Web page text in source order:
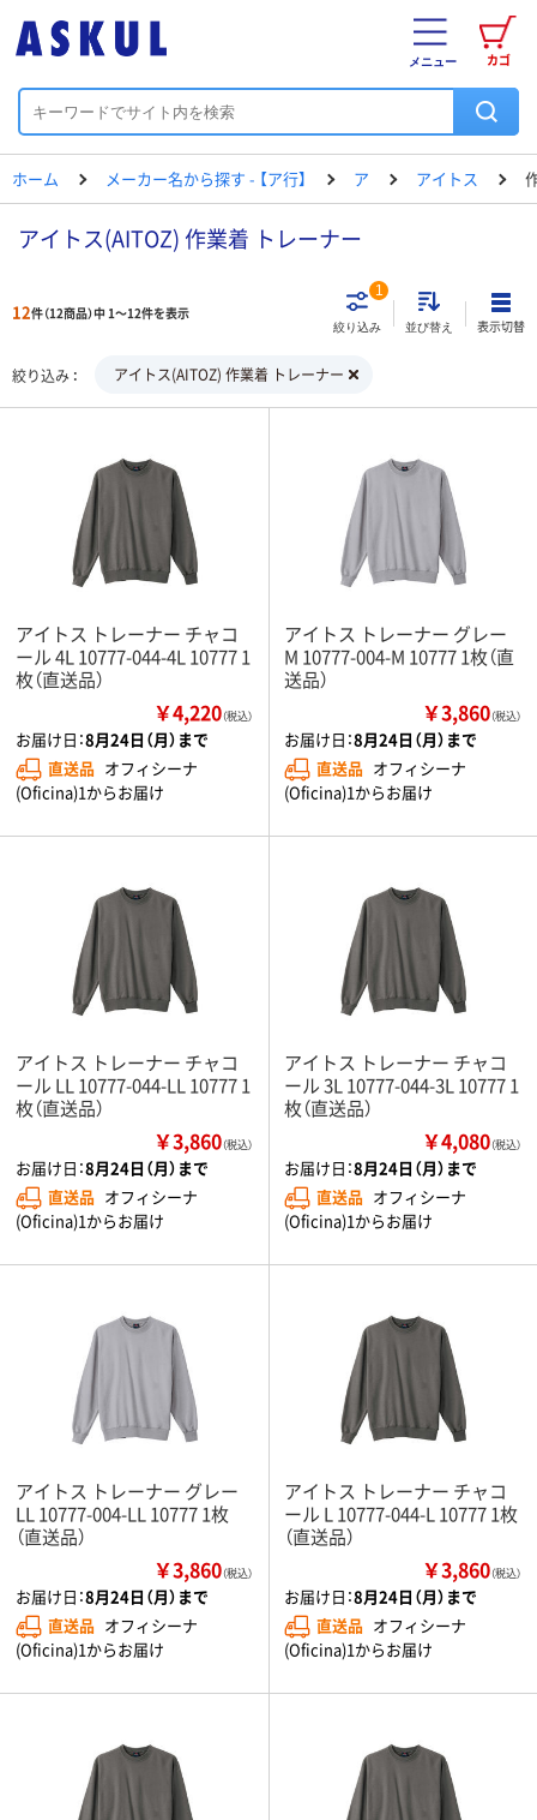
カゴ
メニュー
ホーム メーカー名から探す - 【ア行】 ア アイトス
アイトス(AITOZ) 作業着 トレーナー
12件（12商品）中 1～12件を表示
絞り込み
1
並び替え 表示切替
絞り込み アイトス(AITOZ) 作業着 トレーナー
アイトス トレーナー チャコ
ール 4L 10777-044-4L 10777 1
枚（直送品）
￥4,220（税込）
お届け日：8月24日（月）まで
直送品 オフィシーナ
(Oficina)1からお届け
アイトス トレーナー グレー
M 10777-004-M 10777 1枚（直
送品）
￥3,860（税込）
お届け日：8月24日（月）まで
直送品 オフィシーナ
(Oficina)1からお届け
アイトス トレーナー チャコ
ール LL 10777-044-LL 10777 1
枚（直送品）
￥3,860（税込）
お届け日：8月24日（月）まで
直送品 オフィシーナ
(Oficina)1からお届け
アイトス トレーナー チャコ
ール 3L 10777-044-3L 10777 1
枚（直送品）
￥4,080（税込）
お届け日：8月24日（月）まで
直送品 オフィシーナ
(Oficina)1からお届け
アイトス トレーナー グレー
LL 10777-004-LL 10777 1枚
（直送品）
￥3,860（税込）
お届け日：8月24日（月）まで
直送品 オフィシーナ
(Oficina)1からお届け
アイトス トレーナー チャコ
ール L 10777-044-L 10777 1枚
（直送品）
￥3,860（税込）
お届け日：8月24日（月）まで
直送品 オフィシーナ
(Oficina)1からお届け